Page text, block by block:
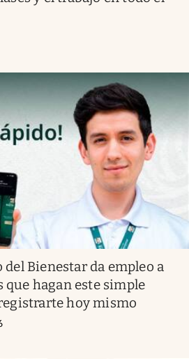
del Bienestar da empleo a
que hagan este simple
hoy mismo